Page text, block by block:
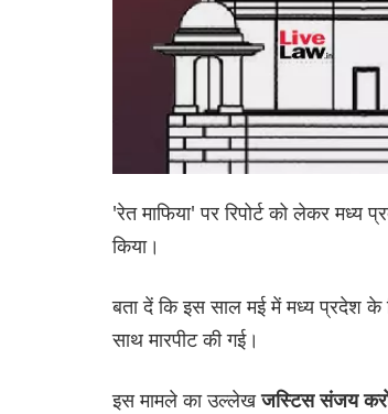
'रेत माफिया' पर रिपोर्ट को लेकर मध्य
किया।
बता दें कि इस साल मई में मध्य प्रदेश
साथ मारपीट की गई।
इस मामले का उल्लेखजस्टिस संजय